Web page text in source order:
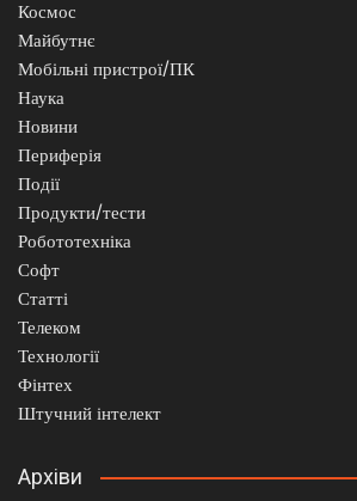
Космос
Майбутнє
Мобільні пристрої/ПК
Наука
Новини
Периферія
Події
Продукти/тести
Робототехніка
Софт
Статті
Телеком
Технології
Фінтех
Штучний інтелект
Архіви